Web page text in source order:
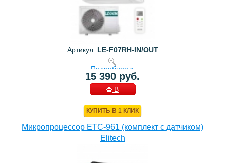
Артикул: LE-F07RH-IN/OUT
Подробнее »
15 390 руб.
В
КУПИТЬ В 1 КЛИК
Микропроцессор ETC-961 (комплект c датчиком)
Elitech